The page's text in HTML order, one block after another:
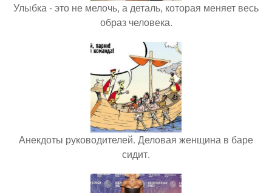
Улыбка - это не мелочь, а деталь, которая меняет весь
образ человека.
Анекдоты руководителей. Деловая женщина в баре
сидит.